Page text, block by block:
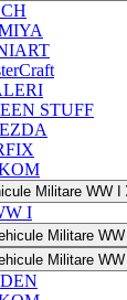
STUFF
Militare WW I
I
Militare WW I
Militare WW I